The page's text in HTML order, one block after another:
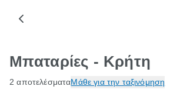
Μπαταρίες - Κρήτη
2 αποτελέσματαΜάθε για την ταξινόμηση